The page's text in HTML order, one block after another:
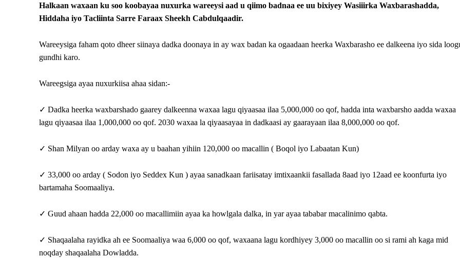
Halkaan waxaan ku soo koobayaa nuxurka wareeysi aad u qiimo badnaa ee uu bixiyey Wasiiirka Waxbarashadda,
Hiddaha iyo Tacliinta Sarre Faraax Sheekh Cabdulqaadir.
Wareeysiga faham qoto dheer siinaya dadka doonaya in ay wax badan ka ogaadaan heerka Waxbarasho ee dalkeena iyo sida
gundhi karo.
Wareegsiga ayaa nuxurkiisa ahaa sidan:-
✓ Dadka heerka waxbarshado gaarey dalkeenna waxaa lagu qiyaasaa ilaa 5,000,000 oo qof, hadda inta waxbarsho aadda waxaa
lagu qiyaasaa ilaa 1,000,000 oo qof. 2030 waxaa la qiyaasayaa in dadkaasi ay gaarayaan ilaa 8,000,000 oo qof.
✓ Shan Milyan oo arday waxa ay u baahan yihiin 120,000 oo macallin ( Boqol iyo Labaatan Kun)
✓ 33,000 oo arday ( Sodon iyo Seddex Kun ) ayaa sanadkaan fariisatay imtixaankii fasallada 8aad iyo 12aad ee koonfurta iyo
bartamaha Soomaaliya.
✓ Guud ahaan hadda 22,000 oo macallimiin ayaa ka howlgala dalka, in yar ayaa tababar macalinimo qabta.
✓ Shaqaalaha rayidka ah ee Soomaaliya waa 6,000 oo qof, waxaana lagu kordhiyey 3,000 oo macallin oo si rami ah kaga mid
noqday shaqaalaha Dowladda.